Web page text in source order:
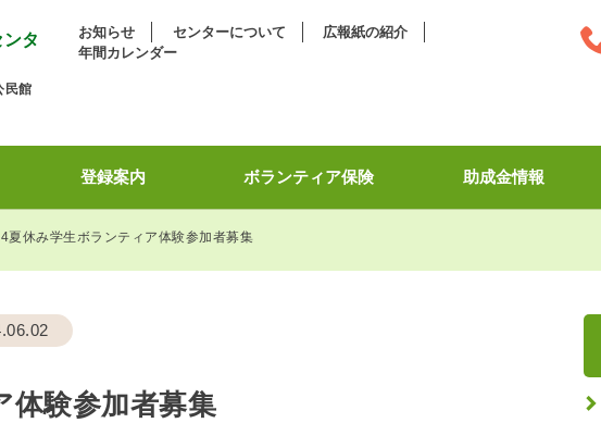
タ
民館
お知らせ センターについて
広報紙の紹介
年間カレンダー
登録案内 ボランティア保険 助成金情報
夏休み学生ボランティア体験参加者募集
体験参加者募集